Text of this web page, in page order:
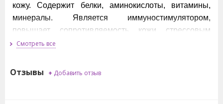
кожу. Содержит белки, аминокислоты, витамины,
минералы. Является иммуностимулятором,
повышает сопротивляемость кожи стрессовым
факторам, насыщает клетки кислородом.
восстановление тканей, стимулирует формирование
Смотреть все
Отзывы + Добавить отзыв